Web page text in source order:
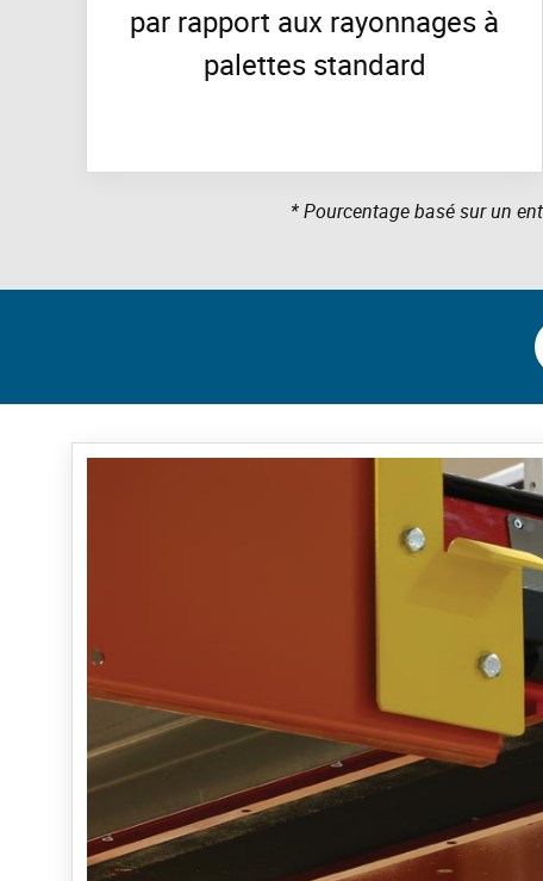
par rapport aux rayonnages à
palettes standard
* Pourcentage basé sur un